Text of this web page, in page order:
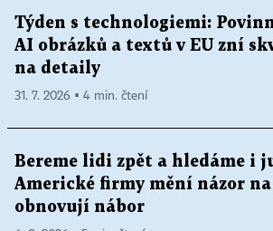
Týden s technologiemi:
AI obrázků a textů v EU zní
na detaily
31. 7. 2026 ▪ 4 min. čtení
Bereme lidi zpět a hledáme i
Americké firmy mění názor
obnovují nábor